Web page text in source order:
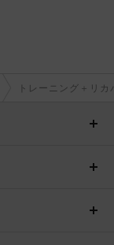
トレーニング＋リカ